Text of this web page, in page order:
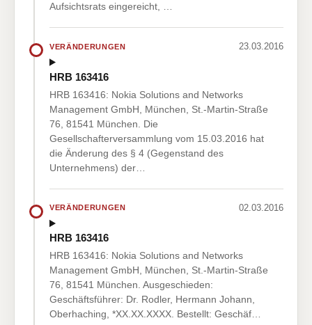
Aufsichtsrats eingereicht, …
VERÄNDERUNGEN 23.03.2016
HRB 163416
HRB 163416: Nokia Solutions and Networks
Management GmbH, München, St.-Martin-Straße
76, 81541 München. Die
Gesellschafterversammlung vom 15.03.2016 hat
die Änderung des § 4 (Gegenstand des
Unternehmens) der…
VERÄNDERUNGEN 02.03.2016
HRB 163416
HRB 163416: Nokia Solutions and Networks
Management GmbH, München, St.-Martin-Straße
76, 81541 München. Ausgeschieden:
Geschäftsführer: Dr. Rodler, Hermann Johann,
Oberhaching, *XX.XX.XXXX. Bestellt: Geschäf…